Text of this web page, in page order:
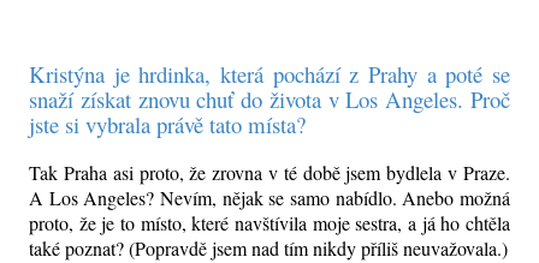
Kristýna je hrdinka, která pochází z Prahy a poté se
snaží získat znovu chuť do života v Los Angeles. Proč
jste si vybrala právě tato místa?
Tak Praha asi proto, že zrovna v té době jsem bydlela v Praze.
A Los Angeles? Nevím, nějak se samo nabídlo. Anebo možná
proto, že je to místo, které navštívila moje sestra, a já ho chtěla
také poznat? (Popravdě jsem nad tím nikdy příliš neuvažovala.)